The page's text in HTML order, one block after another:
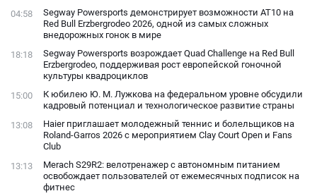
04:58
Segway Powersports демонстрирует возможности AT10 на
Red Bull Erzbergrodeo 2026, одной из самых сложных
внедорожных гонок в мире
18:18
Segway Powersports возрождает Quad Challenge на Red Bull
Erzbergrodeo, поддерживая рост европейской гоночной
культуры квадроциклов
15:00
К юбилею Ю. М. Лужкова на федеральном уровне обсудили
кадровый потенциал и технологическое развитие страны
13:08
Haier приглашает молодежный теннис и болельщиков на
Roland-Garros 2026 с мероприятием Clay Court Open и Fans
Club
13:13
Merach S29R2: велотренажер с автономным питанием
освобождает пользователей от ежемесячных подписок на
фитнес